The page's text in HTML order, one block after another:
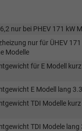
nur bei PHEV 171 kW
nur für ÜHEV 171
Modelle
für E Modell
E Modell lang
TDI Modelle
TDI Modele lang